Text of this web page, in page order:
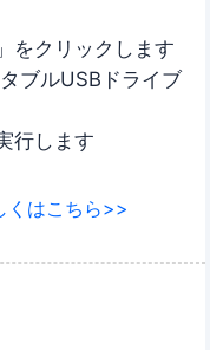
をクリックします
ブルUSBドライブ
行します
くはこちら>>